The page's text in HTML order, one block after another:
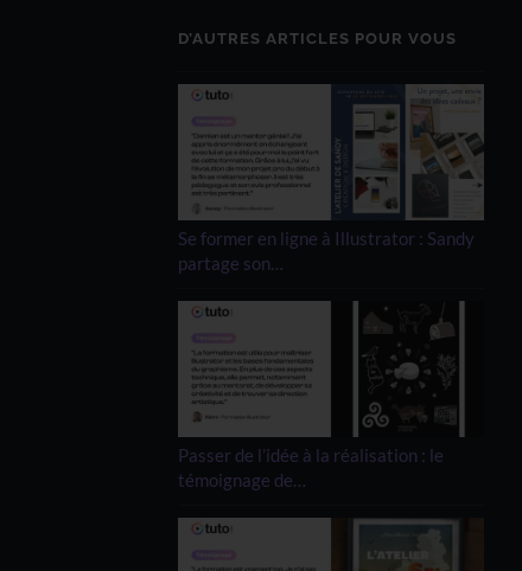
D’AUTRES ARTICLES POUR VOUS
Se former en ligne à Illustrator : Sandy
partage son…
Passer de l’idée à la réalisation : le
témoignage de…